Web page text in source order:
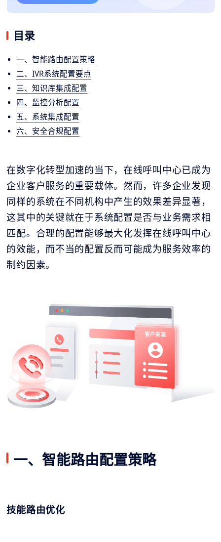
目录
一、智能路由配置策略
二、IVR系统配置要点
三、知识库集成配置
四、监控分析配置
五、系统集成配置
六、安全合规配置
在数字化转型加速的当下，在线呼叫中心已成为
企业客户服务的重要载体。然而，许多企业发现
同样的系统在不同机构中产生的效果差异显著，
这其中的关键就在于系统配置是否与业务需求相
匹配。合理的配置能够最大化发挥在线呼叫中心
的效能，而不当的配置反而可能成为服务效率的
制约因素。
一、智能路由配置策略
技能路由优化